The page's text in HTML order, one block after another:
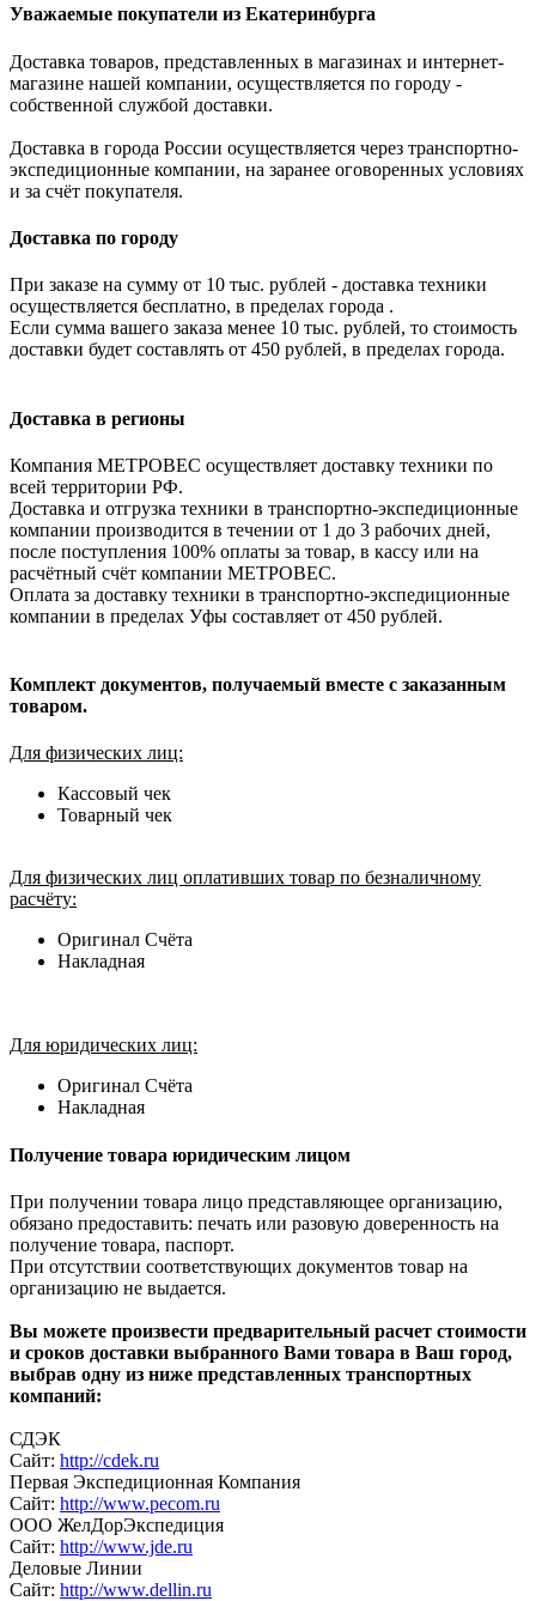
Уважаемые покупатели из Екатеринбурга
Доставка товаров, представленных в магазинах и интернет-
магазине нашей компании, осуществляется по городу -
собственной службой доставки.
Доставка в города России осуществляется через транспортно-
экспедиционные компании, на заранее оговоренных условиях
и за счёт покупателя.
Доставка по городу
При заказе на сумму от 10 тыс. рублей - доставка техники
осуществляется бесплатно, в пределах города .
Если сумма вашего заказа менее 10 тыс. рублей, то стоимость
доставки будет составлять от 450 рублей, в пределах города.
Доставка в регионы
Компания МЕТРОВЕС осуществляет доставку техники по
всей территории РФ.
Доставка и отгрузка техники в транспортно-экспедиционные
компании производится в течении от 1 до 3 рабочих дней,
после поступления 100% оплаты за товар, в кассу или на
расчётный счёт компании МЕТРОВЕС.
Оплата за доставку техники в транспортно-экспедиционные
компании в пределах Уфы составляет от 450 рублей.
Комплект документов, получаемый вместе с заказанным
товаром.
Для физических лиц:
Кассовый чек
Товарный чек
Для физических лиц оплативших товар по безналичному
расчёту:
Оригинал Счёта
Накладная
Для юридических лиц:
Оригинал Счёта
Накладная
Получение товара юридическим лицом
При получении товара лицо представляющее организацию,
обязано предоставить: печать или разовую доверенность на
получение товара, паспорт.
При отсутствии соответствующих документов товар на
организацию не выдается.
Вы можете произвести предварительный расчет стоимости
и сроков доставки выбранного Вами товара в Ваш город,
выбрав одну из ниже представленных транспортных
компаний:
СДЭК
Сайт: http://cdek.ru
Первая Экспедиционная Компания
Сайт: http://www.pecom.ru
ООО ЖелДорЭкспедиция
Сайт: http://www.jde.ru
Деловые Линии
Сайт: http://www.dellin.ru